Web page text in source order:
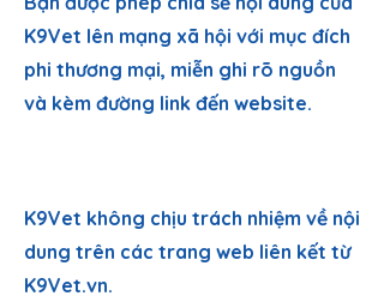
K9Vet lên mạng xã hội với mục đích
phi thương mại, miễn ghi rõ nguồn
và kèm đường link đến website.
K9Vet không chịu trách nhiệm về nội
dung trên các trang web liên kết từ
K9Vet.vn.